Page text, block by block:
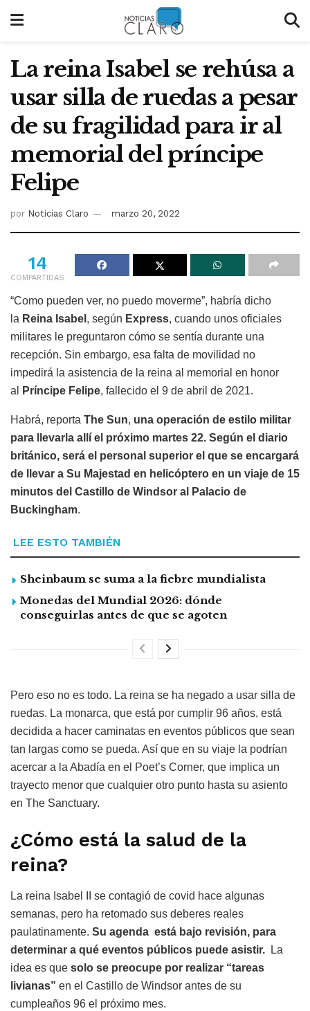
La reina Isabel se rehúsa a
usar silla de ruedas a pesar
de su fragilidad para ir al
memorial del príncipe
Felipe
por Noticias Claro marzo 20, 2022
14
COMPARTIDAS
“Como pueden ver, no puedo moverme”, habría dicho
la Reina Isabel , según Express, cuando unos oficiales
militares le preguntaron cómo se sentía durante una
recepción. Sin embargo, esa falta de movilidad no
impedirá la asistencia de la reina al memorial en honor
al
Príncipe Felipe, fallecido el 9 de abril de 2021.
Habrá, reporta The Sun, una operación de estilo militar
para llevarla allí el próximo martes 22. Según el diario
británico, será el personal superior el que se encargará
de llevar a Su Majestad en helicóptero en un viaje de 15
minutos del Castillo de Windsor al Palacio de
Buckingham.
LEE ESTO TAMBIÉN
Sheinbaum se suma a la fiebre mundialista
Monedas del Mundial 2026: dónde
conseguirlas antes de que se agoten
Pero eso no es todo. La reina se ha negado a usar silla de
ruedas. La monarca, que está por cumplir 96 años, está
decidida a hacer caminatas en eventos públicos que sean
tan largas como se pueda. Así que en su viaje la podrían
acercar a la Abadía en el Poet’s Corner, que implica un
trayecto menor que cualquier otro punto hasta su asiento
en The Sanctuary.
¿Cómo está la salud de la
reina?
La reina Isabel II se contagió de covid hace algunas
semanas, pero ha retomado sus deberes reales
paulatinamente. Su agenda está bajo revisión, para
determinar a qué eventos públicos puede asistir.
La
idea es que solo se preocupe por realizar “tareas
livianas” en el Castillo de Windsor antes de su
cumpleaños 96 el próximo mes.